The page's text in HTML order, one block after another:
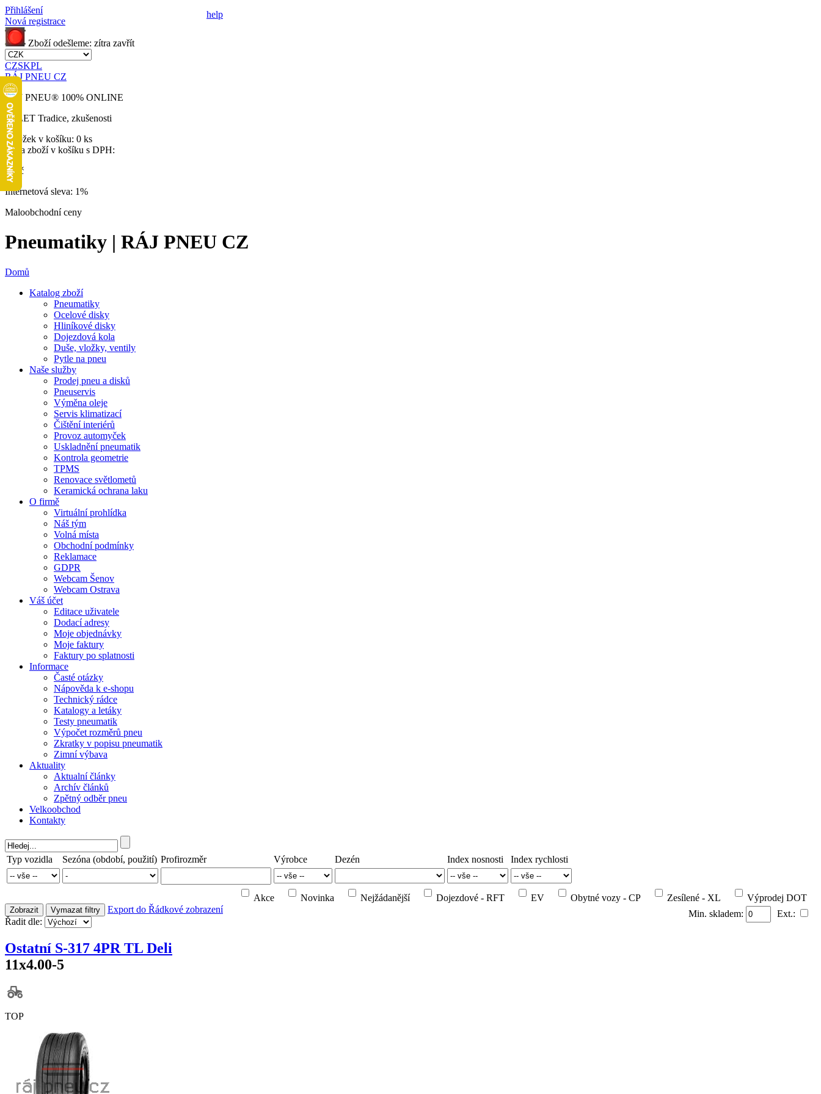
Přihlášení
Nová registrace
Zboží odešleme: zítra zavřít
CZSKPL
RÁJ PNEU CZ
RÁJ PNEU® 100% ONLINE
32 LET Tradice, zkušenosti
Položek v košíku: 0 ks
Cena zboží v košíku s DPH:
0 Kč
Internetová sleva: 1%
Maloobchodní ceny
Pneumatiky | RÁJ PNEU CZ
Domů
Katalog zboží
Pneumatiky
Ocelové disky
Hliníkové disky
Dojezdová kola
Duše, vložky, ventily
Pytle na pneu
Naše služby
Prodej pneu a disků
Pneuservis
Výměna oleje
Servis klimatizací
Čištění interiérů
Provoz automyček
Uskladnění pneumatik
Kontrola geometrie
TPMS
Renovace světlometů
Keramická ochrana laku
O firmě
Virtuální prohlídka
Náš tým
Volná místa
Obchodní podmínky
Reklamace
GDPR
Webcam Šenov
Webcam Ostrava
Váš účet
Editace uživatele
Dodací adresy
Moje objednávky
Moje faktury
Faktury po splatnosti
Informace
Časté otázky
Nápověda k e-shopu
Technický rádce
Katalogy a letáky
Testy pneumatik
Výpočet rozměrů pneu
Zkratky v popisu pneumatik
Zimní výbava
Aktuality
Aktualní články
Archív článků
Zpětný odběr pneu
Velkoobchod
Kontakty
Typ vozidla Sezóna (období, použití) Profirozměr
help
Výrobce Dezén Index nosnosti Index rychlosti
Akce Novinka Nejžádanější Dojezdové - RFT EV Obytné vozy - CP Zesílené - XL Výprodej DOT
Zobrazit Vymazat filtry Export do Ext.:
Min. skladem:
Řádkové zobrazení
Řadit dle:
Ostatní S-317 4PR TL Deli
11x4.00-5
TOP